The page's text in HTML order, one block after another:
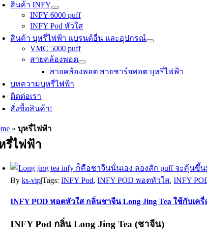
สินค้า INFY
INFY 6000 puff
INFY Pod หัวใส
สินค้า บุหรี่ไฟฟ้า แบรนด์อื่น และอุปกรณ์
VMC 5000 puff
สายคล้องพอต
สายคล้องพอต สายชาร์จพอต บุหรี่ไฟฟ้า
บทความบุหรี่ไฟฟ้า
ติดต่อเรา
สั่งซื้อสินค้า!
»บุหรี่ไฟฟ้า
รี่ไฟฟ้า
Byks-vip|Tags:INFY Pod,INFY POD พอตหัวใส,INFY
INFY POD พอตหัวใส กลิ่นชาจีน Long Jing Tea ใช้กับเครื่
INFY Pod กลิ่น Long Jing Tea (ชาจีน)